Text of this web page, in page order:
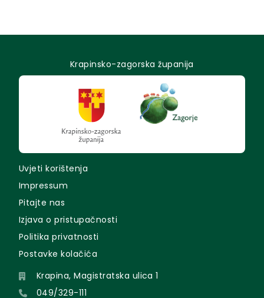
Krapinsko-zagorska županija
Uvjeti korištenja
Impressum
Pitajte nas
Izjava o pristupačnosti
Politika privatnosti
Postavke kolačića
Krapina, Magistratska ulica 1
049/329-111